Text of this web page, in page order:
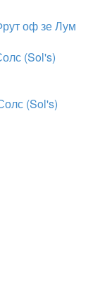
оф зе Лум
(Sol's)
(Sol's)